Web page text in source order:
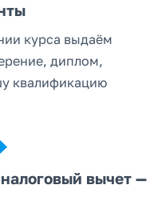
курса выдаём
диплом,
квалификацию
вычет —